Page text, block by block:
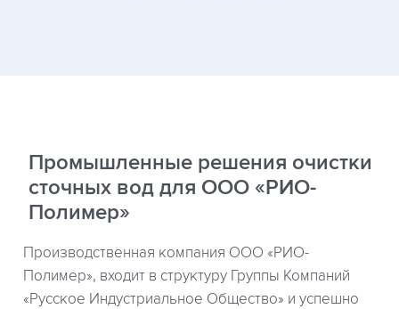
Промышленные решения очистки
сточных вод для ООО «РИО-
Полимер»
Производственная компания ООО «РИО-
Полимер», входит в структуру Группы Компаний
«Русское Индустриальное Общество» и успешно